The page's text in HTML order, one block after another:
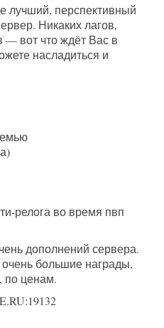
лучший, перспективный
Никаких лагов,
— вот что ждёт Вас в
насладиться и
релога во время пвп
дополнений сервера.
большие награды,
по ценам.